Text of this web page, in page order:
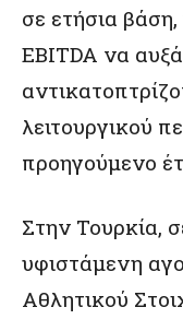
σε ετήσια
EBITDA να
λειτουργικού
προηγούμενο
Στην Τουρκία,
υφιστάμενη
Αθλητικού